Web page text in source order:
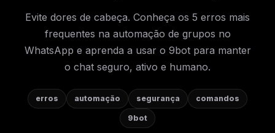
Evite dores de cabeça. Conheça os 5 erros mais
frequentes na automação de grupos no
WhatsApp e aprenda a usar o 9bot para manter
o chat seguro, ativo e humano.
erros automação segurança comandos
9bot
中文 (中国)